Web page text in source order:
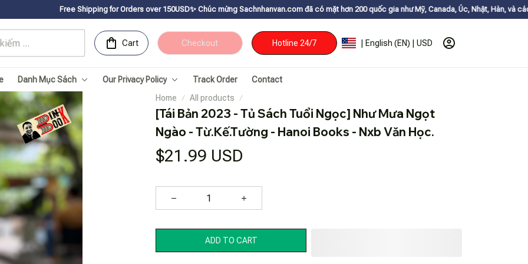
Free Shipping for Orders over 150USDㅤ✨ Chúc mừng Sachnhanvan.com đã có mặt hơn 200 quốc gia như Mỹ, Canada, Úc, Nhật, Hàn, và các nước Châu
Cart Checkout Hotline 24/7 | English (EN) | USD
Danh Mục Sách Our Privacy Policy Track Order
Contact
Home
All products
[Tái Bản 2023 - Tủ Sách Tuổi Ngọc] Như Mưa Ngọt
Ngào - Từ.Kế.Tường - Hanoi Books - Nxb Văn Học.
$21.99 USD
ADD TO CART